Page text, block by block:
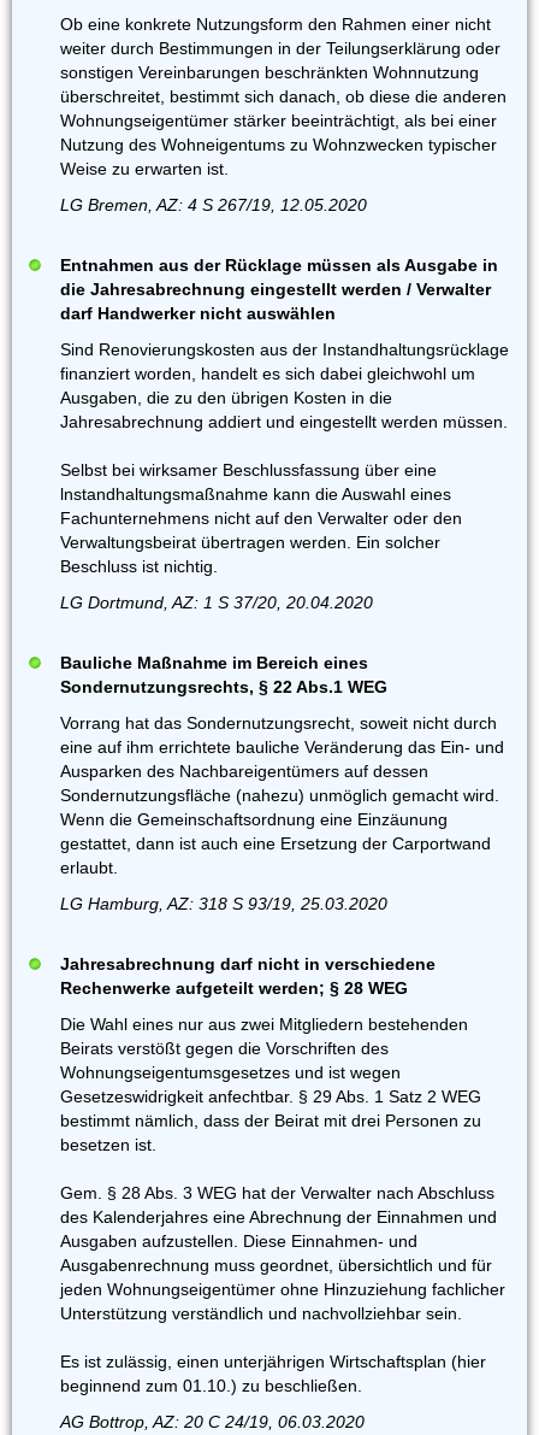
Ob eine konkrete Nutzungsform den Rahmen einer nicht
weiter durch Bestimmungen in der Teilungserklärung oder
sonstigen Vereinbarungen beschränkten Wohnnutzung
überschreitet, bestimmt sich danach, ob diese die anderen
Wohnungseigentümer stärker beeinträchtigt, als bei einer
Nutzung des Wohneigentums zu Wohnzwecken typischer
Weise zu erwarten ist.
LG Bremen, AZ: 4 S 267/19, 12.05.2020
Entnahmen aus der Rücklage müssen als Ausgabe in
die Jahresabrechnung eingestellt werden / Verwalter
darf Handwerker nicht auswählen
Sind Renovierungskosten aus der Instandhaltungsrücklage
finanziert worden, handelt es sich dabei gleichwohl um
Ausgaben, die zu den übrigen Kosten in die
Jahresabrechnung addiert und eingestellt werden müssen.
Selbst bei wirksamer Beschlussfassung über eine
lnstandhaltungsmaßnahme kann die Auswahl eines
Fachunternehmens nicht auf den Verwalter oder den
Verwaltungsbeirat übertragen werden. Ein solcher
Beschluss ist nichtig.
LG Dortmund, AZ: 1 S 37/20, 20.04.2020
Bauliche Maßnahme im Bereich eines
Sondernutzungsrechts, § 22 Abs.1 WEG
Vorrang hat das Sondernutzungsrecht, soweit nicht durch
eine auf ihm errichtete bauliche Veränderung das Ein- und
Ausparken des Nachbareigentümers auf dessen
Sondernutzungsfläche (nahezu) unmöglich gemacht wird.
Wenn die Gemeinschaftsordnung eine Einzäunung
gestattet, dann ist auch eine Ersetzung der Carportwand
erlaubt.
LG Hamburg, AZ: 318 S 93/19, 25.03.2020
Jahresabrechnung darf nicht in verschiedene
Rechenwerke aufgeteilt werden; § 28 WEG
Die Wahl eines nur aus zwei Mitgliedern bestehenden
Beirats verstößt gegen die Vorschriften des
Wohnungseigentumsgesetzes und ist wegen
Gesetzeswidrigkeit anfechtbar. § 29 Abs. 1 Satz 2 WEG
bestimmt nämlich, dass der Beirat mit drei Personen zu
besetzen ist.
Gem. § 28 Abs. 3 WEG hat der Verwalter nach Abschluss
des Kalenderjahres eine Abrechnung der Einnahmen und
Ausgaben aufzustellen. Diese Einnahmen- und
Ausgabenrechnung muss geordnet, übersichtlich und für
jeden Wohnungseigentümer ohne Hinzuziehung fachlicher
Unterstützung verständlich und nachvollziehbar sein.
Es ist zulässig, einen unterjährigen Wirtschaftsplan (hier
beginnend zum 01.10.) zu beschließen.
AG Bottrop, AZ: 20 C 24/19, 06.03.2020